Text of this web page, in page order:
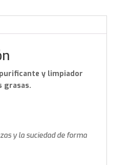
y limpiador
grasas.
y la suciedad de forma